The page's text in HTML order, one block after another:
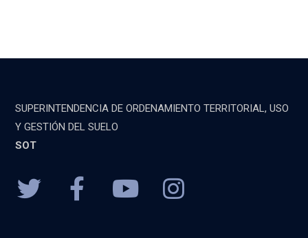
SUPERINTENDENCIA DE ORDENAMIENTO TERRITORIAL, USO
Y GESTIÓN DEL SUELO
SOT